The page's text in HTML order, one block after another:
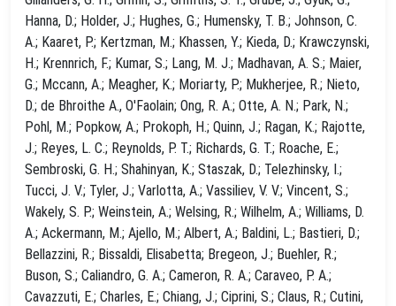
Hanna, D.; Holder, J.; Hughes, G.; Humensky, T. B.; Johnson, C.
A.; Kaaret, P.; Kertzman, M.; Khassen, Y.; Kieda, D.; Krawczynski,
H.; Krennrich, F.; Kumar, S.; Lang, M. J.; Madhavan, A. S.; Maier,
G.; Mccann, A.; Meagher, K.; Moriarty, P.; Mukherjee, R.; Nieto,
D.; de Bhroithe A., O'Faolain; Ong, R. A.; Otte, A. N.; Park, N.;
Pohl, M.; Popkow, A.; Prokoph, H.; Quinn, J.; Ragan, K.; Rajotte,
J.; Reyes, L. C.; Reynolds, P. T.; Richards, G. T.; Roache, E.;
Sembroski, G. H.; Shahinyan, K.; Staszak, D.; Telezhinsky, I.;
Tucci, J. V.; Tyler, J.; Varlotta, A.; Vassiliev, V. V.; Vincent, S.;
Wakely, S. P.; Weinstein, A.; Welsing, R.; Wilhelm, A.; Williams, D.
A.; Ackermann, M.; Ajello, M.; Albert, A.; Baldini, L.; Bastieri, D.;
Bellazzini, R.; Bissaldi, Elisabetta; Bregeon, J.; Buehler, R.;
Buson, S.; Caliandro, G. A.; Cameron, R. A.; Caraveo, P. A.;
Cavazzuti, E.; Charles, E.; Chiang, J.; Ciprini, S.; Claus, R.; Cutini,